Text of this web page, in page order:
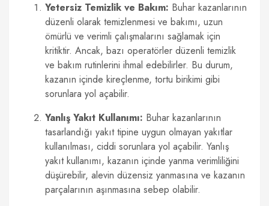
Yetersiz Temizlik ve Bakım: Buhar kazanlarının
düzenli olarak temizlenmesi ve bakımı, uzun
ömürlü ve verimli çalışmalarını sağlamak için
kritiktir. Ancak, bazı operatörler düzenli temizlik
ve bakım rutinlerini ihmal edebilirler. Bu durum,
kazanın içinde kireçlenme, tortu birikimi gibi
sorunlara yol açabilir.
Yanlış Yakıt Kullanımı: Buhar kazanlarının
tasarlandığı yakıt tipine uygun olmayan yakıtlar
kullanılması, ciddi sorunlara yol açabilir. Yanlış
yakıt kullanımı, kazanın içinde yanma verimliliğini
düşürebilir, alevin düzensiz yanmasına ve kazanın
parçalarının aşınmasına sebep olabilir.